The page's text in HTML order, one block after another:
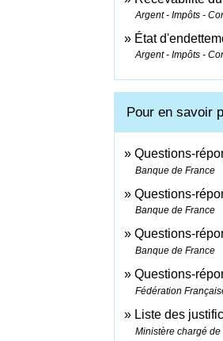
Argent - Impôts -
État
Argent - Impôts -
Pour en savoir
Questions-
Banque de France
Questions-
Banque de France
Questions-
Banque de France
Questions-
Fédération
Liste des
Ministère chargé